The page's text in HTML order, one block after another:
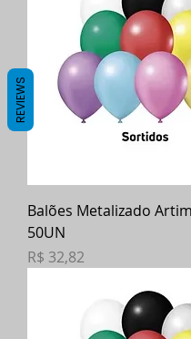
Balões Metalizado
50UN
Preço
R$ 32,82
REVIEWS